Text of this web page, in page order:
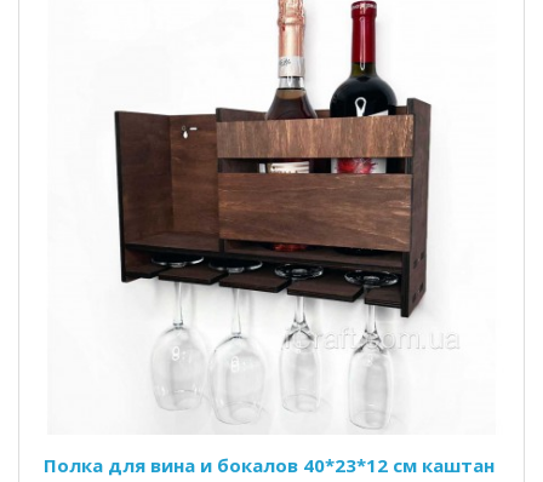
Полка для вина и бокалов 40*23*12 см каштан